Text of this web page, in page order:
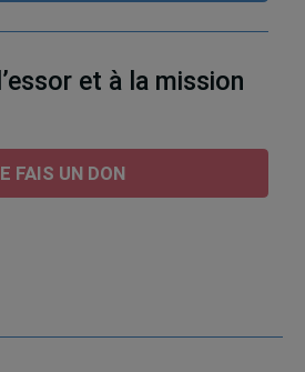
et à la mission
FAIS UN DON